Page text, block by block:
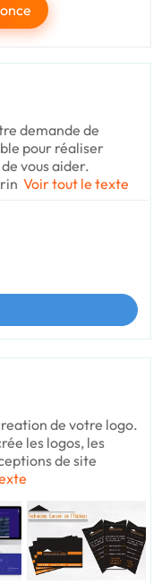
demande de
pour réaliser
vous aider.
Voir tout le texte
de votre logo.
les logos, les
de site